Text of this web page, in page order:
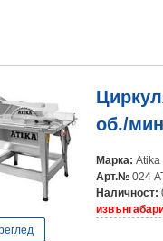
об./
Марка: Atika
Арт.№ 024
Наличност: